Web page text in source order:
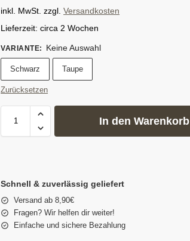
inkl. MwSt. zzgl.Versandkosten
Lieferzeit:circa 2 Wochen
VARIANTE: Keine Auswahl
Schwarz Taupe
Zurücksetzen
In den Warenkorb
Schnell & zuverlässig geliefert
Versand ab 8,90€
Fragen? Wir helfen dir weiter!
Einfache und sichere Bezahlung